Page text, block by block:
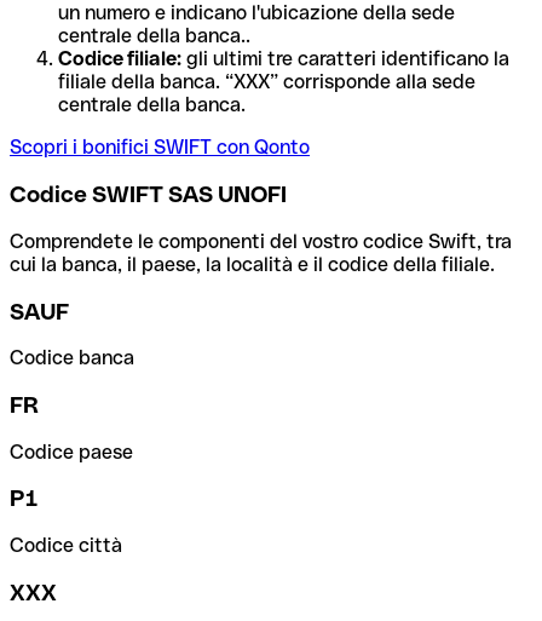
un numero e indicano l'ubicazione della sede
centrale della banca..
Codice filiale: gli ultimi tre caratteri identificano la
filiale della banca. “XXX” corrisponde alla sede
centrale della banca.
Scopri i bonifici SWIFT con Qonto
Codice SWIFT SAS UNOFI
Comprendete le componenti del vostro codice Swift, tra
cui la banca, il paese, la località e il codice della filiale.
SAUF
Codice banca
FR
Codice paese
P1
Codice città
XXX